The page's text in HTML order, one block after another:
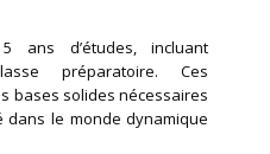
ans d’études, incluant
préparatoire. Ces
bases solides nécessaires
le monde dynamique